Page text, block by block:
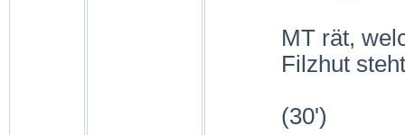
MT rät,
Filzhut
(30')